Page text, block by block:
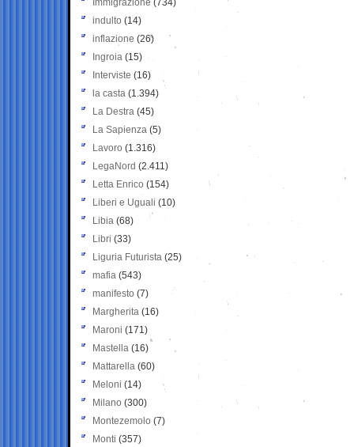
Immigrazione (734)
indulto (14)
inflazione (26)
Ingroia (15)
Interviste (16)
la casta (1.394)
La Destra (45)
La Sapienza (5)
Lavoro (1.316)
LegaNord (2.411)
Letta Enrico (154)
Liberi e Uguali (10)
Libia (68)
Libri (33)
Liguria Futurista (25)
mafia (543)
manifesto (7)
Margherita (16)
Maroni (171)
Mastella (16)
Mattarella (60)
Meloni (14)
Milano (300)
Montezemolo (7)
Monti (357)